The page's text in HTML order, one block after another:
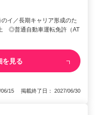
イ／長期キャリア形成のた
◎普通自動車運転免許（AT
を見る
06/15 掲載終了日： 2027/06/30